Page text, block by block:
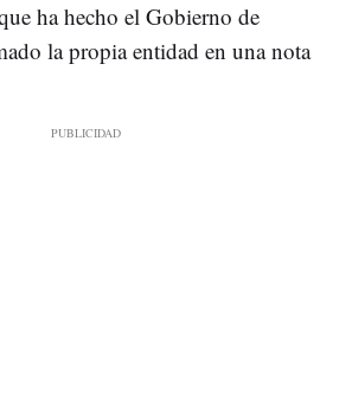
ha hecho el Gobierno de
la propia entidad en una nota